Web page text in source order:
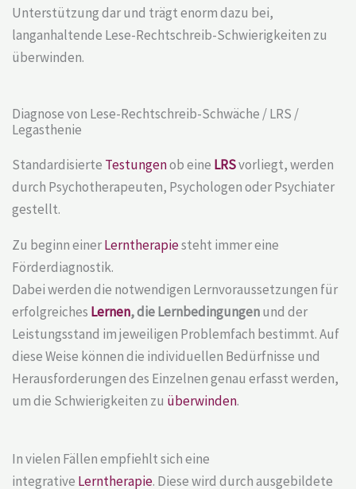
Unterstützung dar und trägt enorm dazu bei,
langanhaltende Lese-Rechtschreib-Schwierigkeiten zu
überwinden.
Diagnose von Lese-Rechtschreib-Schwäche / LRS /
Legasthenie
Standardisierte Testungenob eine LRSvorliegt, werden
durch Psychotherapeuten, Psychologen oder Psychiater
gestellt.
Zu beginn einerLerntherapiesteht immer eine
Förderdiagnostik.
Dabei werden die notwendigen Lernvoraussetzungen für
erfolgreiches Lernen, die Lernbedingungenund der
Leistungsstand im jeweiligen Problemfach bestimmt. Auf
diese Weise können die individuellen Bedürfnisse und
Herausforderungen des Einzelnen genau erfasst werden,
um die Schwierigkeiten zu überwinden.
In vielen Fällen empfiehlt sich eine
integrative Lerntherapie. Diese wird durch ausgebildete